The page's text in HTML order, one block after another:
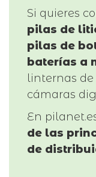
Si quieres
pilas de
pilas de
baterías a
linternas de
cámaras
En
de las
de